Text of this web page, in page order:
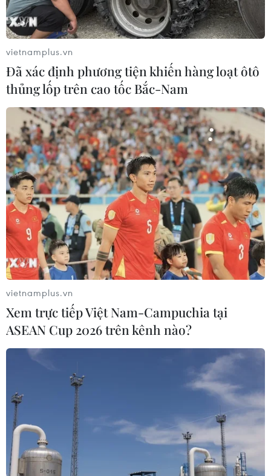
Tay vợt Novak Djokovic có khả năng sẽ bị
cấm nhập cảnh vào Mỹ
12/02/2022 03:38
Ban tổ chức giải khẳng định chỉ những trường hợp có
xác nhận đã tiêm đủ 2 mũi vaccine ngừa COVID-19 mới
có thể thi đấu tại Indian Wells 2022 và Novak Djokovic
không thuộc diện miễn trừ tiêm chủng.
Novak Djokovic đánh mất ngôi vị số 1 thế
giới vào tay Medvedev
25/02/2022 04:16
vietnamplus.vn
Đã xác định phương tiện khiến hàng loạt ôtô
thủng lốp trên cao tốc Bắc-Nam
vietnamplus.vn
Xem trực tiếp Việt Nam-Campuchia tại
ASEAN Cup 2026 trên kênh nào?